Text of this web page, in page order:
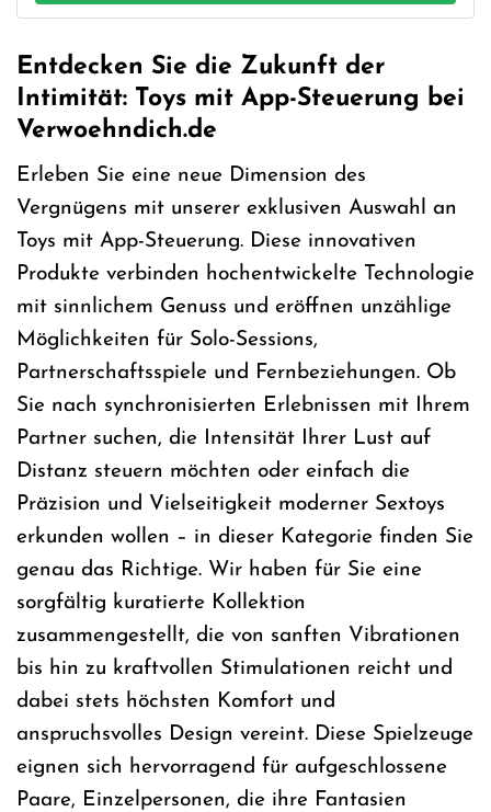
Entdecken Sie die Zukunft der
Intimität: Toys mit App-Steuerung bei
Verwoehndich.de
Erleben Sie eine neue Dimension des
Vergnügens mit unserer exklusiven Auswahl an
Toys mit App-Steuerung. Diese innovativen
Produkte verbinden hochentwickelte Technologie
mit sinnlichem Genuss und eröffnen unzählige
Möglichkeiten für Solo-Sessions,
Partnerschaftsspiele und Fernbeziehungen. Ob
Sie nach synchronisierten Erlebnissen mit Ihrem
Partner suchen, die Intensität Ihrer Lust auf
Distanz steuern möchten oder einfach die
Präzision und Vielseitigkeit moderner Sextoys
erkunden wollen – in dieser Kategorie finden Sie
genau das Richtige. Wir haben für Sie eine
sorgfältig kuratierte Kollektion
zusammengestellt, die von sanften Vibrationen
bis hin zu kraftvollen Stimulationen reicht und
dabei stets höchsten Komfort und
anspruchsvolles Design vereint. Diese Spielzeuge
eignen sich hervorragend für aufgeschlossene
Paare, Einzelpersonen, die ihre Fantasien